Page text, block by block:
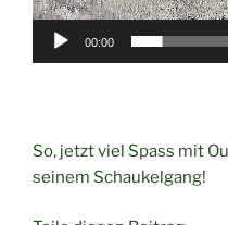
00:00
So, jetzt viel Spass mit
seinem Schaukelgang!